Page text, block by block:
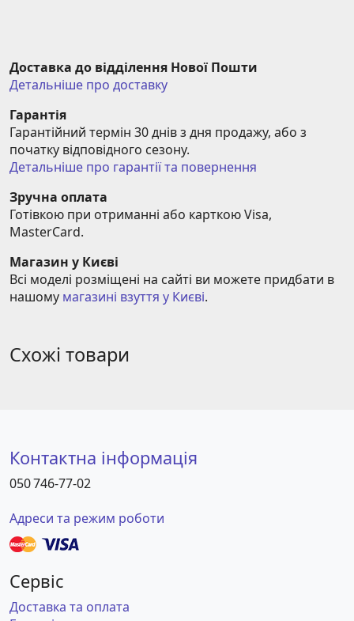
Доставка до відділення Нової Пошти
Детальніше про доставку
Гарантія
Гарантійний термін 30 днів з дня продажу, або з
початку відповідного сезону.
Детальніше про гарантії та повернення
Зручна оплата
Готівкою при отриманні або карткою Visa,
MasterCard.
Магазин у Києві
Всі моделі розміщені на сайті ви можете придбати в
нашому магазині взуття у Києві.
Схожі товари
Контактна інформація
050 746-77-02
Адреси та режим роботи
Сервіс
Доставка та оплата